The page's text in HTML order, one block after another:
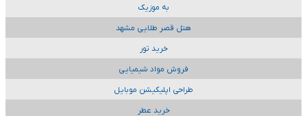
به موزیک
هتل قصر طلایی مشهد
خرید تور
فروش مواد شیمیایی
طراحی اپلیکیشن موبایل
خرید عطر